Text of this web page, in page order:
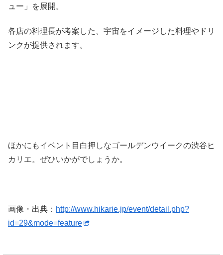
ュー」を展開。
各店の料理長が考案した、宇宙をイメージした料理やドリ
ンクが提供されます。
ほかにもイベント目白押しなゴールデンウイークの渋谷ヒ
カリエ。ぜひいかがでしょうか。
画像・出典： http://www.hikarie.jp/event/detail.php?
id=29&mode=feature